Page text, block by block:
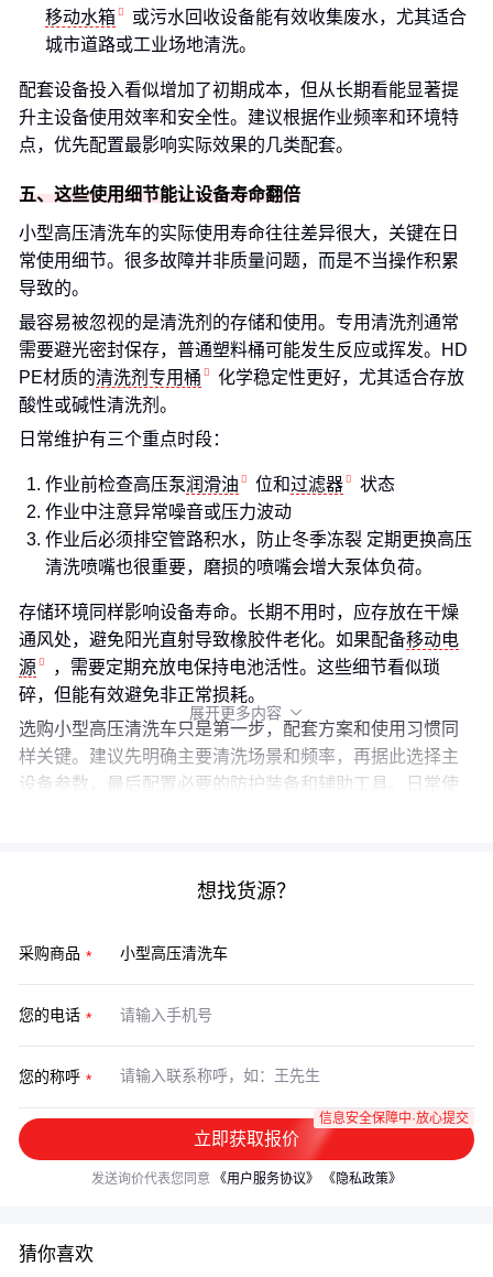
移动水箱
或污水回收设备能有效收集废水，尤其适合
城市道路或工业场地清洗。
配套设备投入看似增加了初期成本，但从长期看能显著提
升主设备使用效率和安全性。建议根据作业频率和环境特
点，优先配置最影响实际效果的几类配套。
五、这些使用细节能让设备寿命翻倍
小型高压清洗车的实际使用寿命往往差异很大，关键在日
常使用细节。很多故障并非质量问题，而是不当操作积累
导致的。
最容易被忽视的是清洗剂的存储和使用。专用清洗剂通常
需要避光密封保存，普通塑料桶可能发生反应或挥发。HD
PE材质的清洗剂专用桶
化学稳定性更好，尤其适合存放
酸性或碱性清洗剂。
日常维护有三个重点时段：
作业前检查高压泵润滑油 位和过滤器
状态
作业中注意异常噪音或压力波动
作业后必须排空管路积水，防止冬季冻裂 定期更换高压
清洗喷嘴也很重要，磨损的喷嘴会增大泵体负荷。
存储环境同样影响设备寿命。长期不用时，应存放在干燥
通风处，避免阳光直射导致橡胶件老化。如果配备移动电
源
，需要定期充放电保持电池活性。这些细节看似琐
碎，但能有效避免非正常损耗。
选购小型高压清洗车只是第一步，配套方案和使用习惯同
样关键。建议先明确主要清洗场景和频率，再据此选择主
设备参数，最后配置必要的防护装备和辅助工具。日常使
展开更多内容 
想找货源？
采购商品
您的电话
您的称呼
立即获取报价
信息安全保障中·放心提交
发送询价代表您同意 《用户服务协议》 《隐私政策》
猜你喜欢